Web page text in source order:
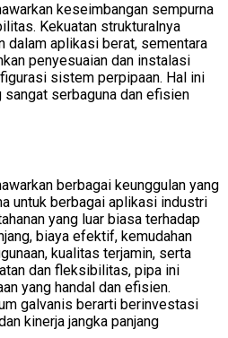
keseimbangan sempurna
Kekuatan strukturalnya
dalam aplikasi berat, sementara
penyesuaian dan instalasi
sistem perpipaan. Hal ini
sangat serbaguna dan efisien
berbagai keunggulan yang
untuk berbagai aplikasi industri
yang luar biasa terhadap
biaya efektif, kemudahan
kualitas terjamin, serta
dan fleksibilitas, pipa ini
yang handal dan efisien.
galvanis berarti berinvestasi
kinerja jangka panjang